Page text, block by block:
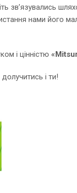
зв’язувались
нами його
і цінністю
і ти!